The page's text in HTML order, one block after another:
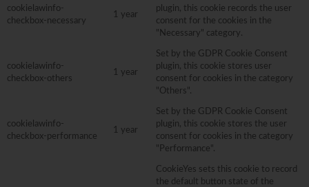
cookielawinfo-
checkbox-necessary
1 year
plugin, this cookie records the user
consent for the cookies in the
"Necessary" category.
cookielawinfo-
checkbox-others
1 year
Set by the GDPR Cookie Consent
plugin, this cookie stores user
consent for cookies in the category
"Others".
cookielawinfo-
checkbox-performance
1 year
Set by the GDPR Cookie Consent
plugin, this cookie stores the user
consent for cookies in the category
"Performance".
CookieYes sets this cookie to record
the default button state of the